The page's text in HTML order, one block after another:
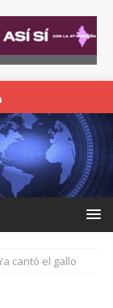
cantó el gallo